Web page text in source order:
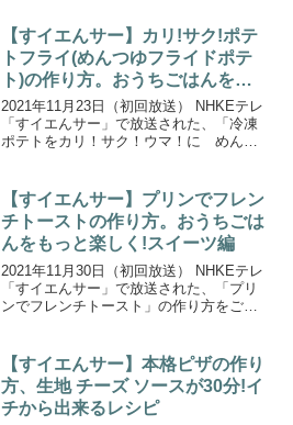
しめるレトルトカレーで炊き込みごは
ん、“めんつゆ”...
【すイエんサー】カリ!サク!ポテ
トフライ(めんつゆフライドポテ
ト)の作り方。おうちごはんをも
っと楽しく! 料理編
2021年11月23日（初回放送） NHKEテレ
「すイエんサー」で放送された、「冷凍
ポテトをカリ！サク！ウマ！に めんつ
理編」は、簡単に作れて「おこげ」も楽
しめるレトル...
【すイエんサー】プリンでフレン
チトーストの作り方。おうちごは
んをもっと楽しく!スイーツ編
2021年11月30日（初回放送） NHKEテレ
「すイエんサー」で放送された、「プリ
ンでフレンチトースト」の作り方をご紹
体！プリンが甘いアレに大変身！たった
３０秒でアイ...
【すイエんサー】本格ピザの作り
方、生地 チーズ ソースが30分!イ
チから出来るレシピ